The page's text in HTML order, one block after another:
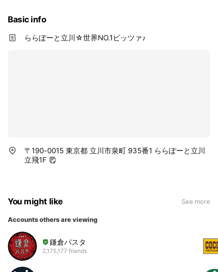
Basic info
ららぽーと立川☆世界NO.1ピッツァ♪
〒190-0015 東京都 立川市泉町 935番1 ららぽーと立川
立飛1F
You might like See more
Accounts others are viewing
鎌倉パスタ
2,175,177 friends